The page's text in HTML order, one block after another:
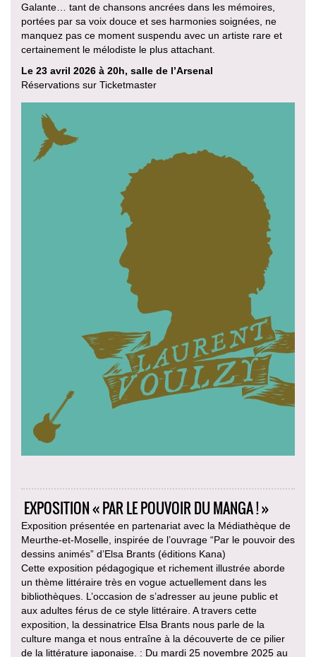
Galante… tant de chansons ancrées dans les mémoires,
portées par sa voix douce et ses harmonies soignées, ne
manquez pas ce moment suspendu avec un artiste rare et
certainement le mélodiste le plus attachant.
Le 23 avril 2026 à 20h, salle de l’Arsenal
Réservations sur Ticketmaster
EXPOSITION « PAR LE POUVOIR DU MANGA ! »
Exposition présentée en partenariat avec la Médiathèque de
Meurthe-et-Moselle, inspirée de l’ouvrage “Par le pouvoir des
dessins animés” d’Elsa Brants (éditions Kana)
Cette exposition pédagogique et richement illustrée aborde
un thème littéraire très en vogue actuellement dans les
bibliothèques. L’occasion de s’adresser au jeune public et
aux adultes férus de ce style littéraire. A travers cette
exposition, la dessinatrice Elsa Brants nous parle de la
culture manga et nous entraîne à la découverte de ce pilier
de la littérature japonaise. : Du mardi 25 novembre 2025 au